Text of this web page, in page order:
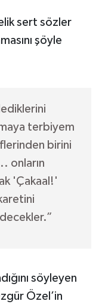
sert sözler
şöyle
terbiyem
birini
onların
'Çakaal!'
söyleyen
Özel’in